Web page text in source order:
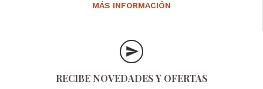
MÁS INFORMACIÓN
RECIBE NOVEDADES Y OFERTAS